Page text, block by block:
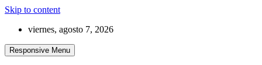
Skip to content
viernes, agosto 7, 2026
Responsive Menu